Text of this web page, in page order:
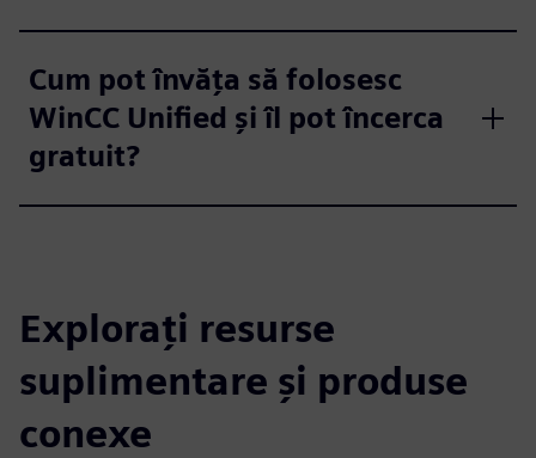
Cum pot învăța să folosesc
WinCC Unified și îl pot încerca
gratuit?
Explorați resurse
suplimentare și produse
conexe